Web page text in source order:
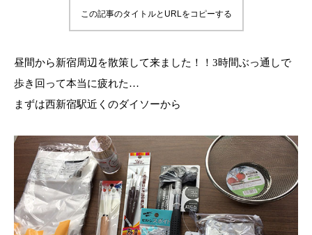
この記事のタイトルとURLをコピーする
昼間から新宿周辺を散策して来ました！！3時間ぶっ通しで
歩き回って本当に疲れた…
まずは西新宿駅近くのダイソーから